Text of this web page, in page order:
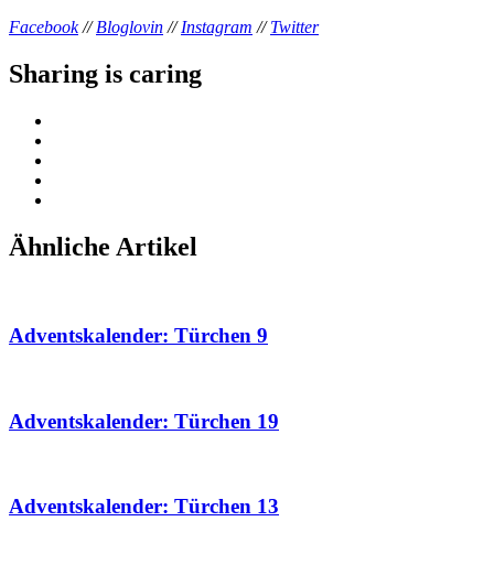
Facebook//Bloglovin //Instagram //Twitter
Sharing is caring
Ähnliche Artikel
Adventskalender: Türchen 9
Adventskalender: Türchen 19
Adventskalender: Türchen 13